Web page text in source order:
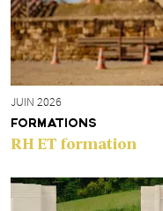
JUIN 2026
FORMATIONS
RH ET formation